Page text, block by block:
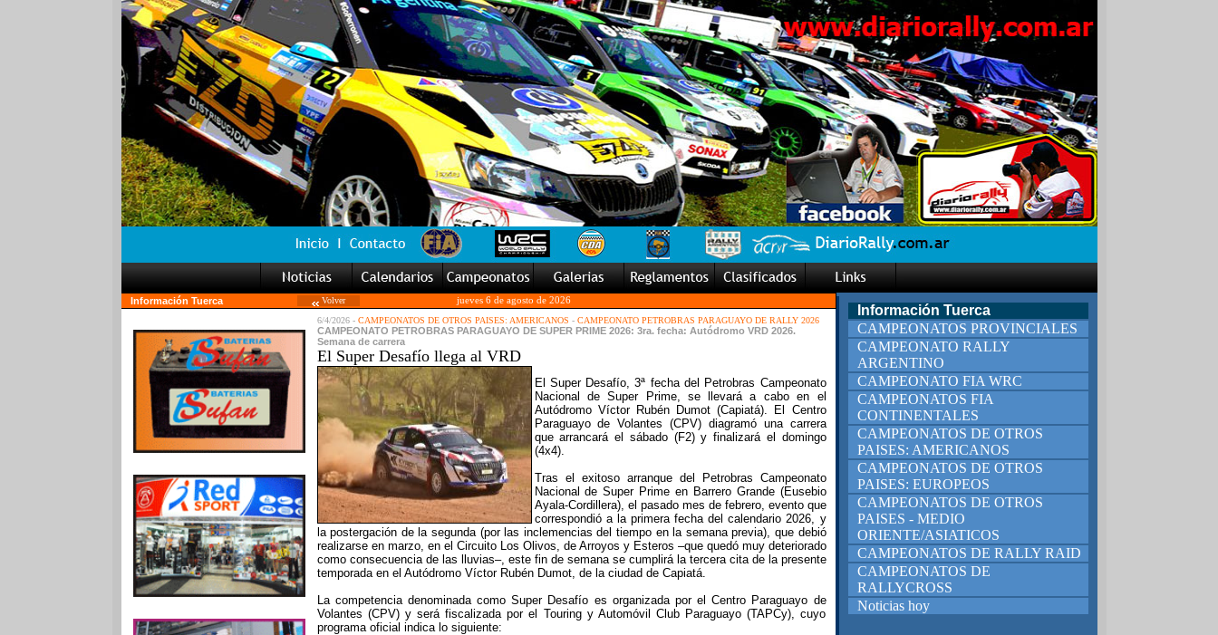
Información Tuerca Volver jueves 6 de agosto de 2026
Información Tuerca
CAMPEONATOS PROVINCIALES
CAMPEONATO RALLY
ARGENTINO
CAMPEONATO FIA WRC
CAMPEONATOS FIA
CONTINENTALES
CAMPEONATOS DE OTROS
PAISES: AMERICANOS
CAMPEONATOS DE OTROS
PAISES: EUROPEOS
CAMPEONATOS DE OTROS
PAISES - MEDIO
ORIENTE/ASIATICOS
CAMPEONATOS DE RALLY RAID
CAMPEONATOS DE
RALLYCROSS
Noticias hoy
6/4/2026 - CAMPEONATOS DE OTROS PAISES: AMERICANOS - CAMPEONATO PETROBRAS PARAGUAYO DE RALLY 2026
CAMPEONATO PETROBRAS PARAGUAYO DE SUPER PRIME 2026: 3ra. fecha: Autódromo VRD 2026.
Semana de carrera
El Super Desafío llega al VRD
El Super Desafío, 3ª fecha del Petrobras Campeonato
Nacional de Super Prime, se llevará a cabo en el
Autódromo Víctor Rubén Dumot (Capiatá). El Centro
Paraguayo de Volantes (CPV) diagramó una carrera
que arrancará el sábado (F2) y finalizará el domingo
(4x4).
Tras el exitoso arranque del Petrobras Campeonato
Nacional de Super Prime en Barrero Grande (Eusebio
Ayala-Cordillera), el pasado mes de febrero, evento que
correspondió a la primera fecha del calendario 2026, y
la postergación de la segunda (por las inclemencias del tiempo en la semana previa), que debió
realizarse en marzo, en el Circuito Los Olivos, de Arroyos y Esteros –que quedó muy deteriorado
como consecuencia de las lluvias–, este fin de semana se cumplirá la tercera cita de la presente
temporada en el Autódromo Víctor Rubén Dumot, de la ciudad de Capiatá.
La competencia denominada como Super Desafío es organizada por el Centro Paraguayo de
Volantes (CPV) y será fiscalizada por el Touring y Automóvil Club Paraguayo (TAPCy), cuyo
programa oficial indica lo siguiente: